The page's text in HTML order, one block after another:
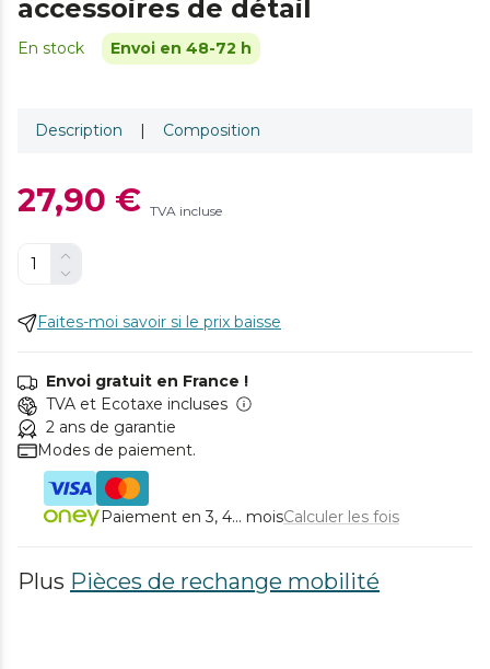
accessoires de détail
En stock Envoi en 48-72 h
Description | Composition
27,90 € TVA incluse
Faites-moi savoir si le prix baisse
Envoi gratuit en France !
TVA et Ecotaxe incluses
2 ans de garantie
Modes de paiement.
Paiement en 3, 4... moisCalculer les fois
Plus Pièces de rechange mobilité